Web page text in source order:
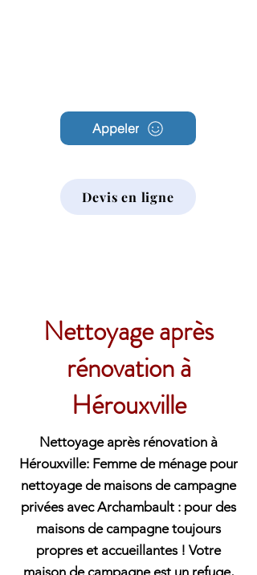
Appeler
Devis en ligne
Nettoyage après
rénovation à
Hérouxville
Nettoyage après rénovation à
Hérouxville: Femme de ménage pour
nettoyage de maisons de campagne
privées avec Archambault : pour des
maisons de campagne toujours
propres et accueillantes ! Votre
maison de campagne est un refuge,